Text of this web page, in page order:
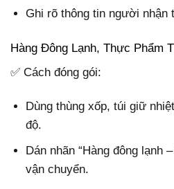
Ghi rõ thông tin người nhận
Hàng Đông Lạnh, Thực Phẩm
✅ Cách đóng gói:
Dùng thùng xốp, túi giữ
độ.
Dán nhãn “Hàng đông lạnh
vận chuyển.